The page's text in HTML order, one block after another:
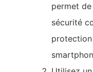
permet
sécurité